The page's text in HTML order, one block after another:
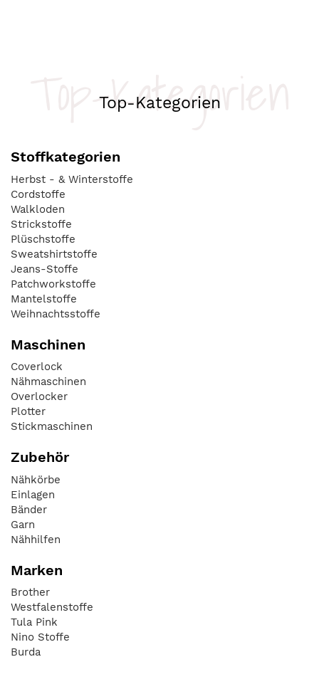
Top-Kategorien
Top-Kategorien
Stoffkategorien
Herbst - & Winterstoffe
Cordstoffe
Walkloden
Strickstoffe
Plüschstoffe
Sweatshirtstoffe
Jeans-Stoffe
Patchworkstoffe
Mantelstoffe
Weihnachtsstoffe
Maschinen
Coverlock
Nähmaschinen
Overlocker
Plotter
Stickmaschinen
Zubehör
Nähkörbe
Einlagen
Bänder
Garn
Nähhilfen
Marken
Brother
Westfalenstoffe
Tula Pink
Nino Stoffe
Burda